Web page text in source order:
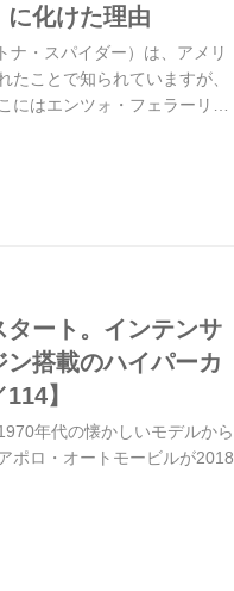
に化けた理由
・スパイダー）は、アメリ
ことで知られていますが、
はエンツォ・フェラーリが
ート。インテンサ
搭載のハイパーカ
】
年代の懐かしいモデルから
ポロ・オートモービルが2018